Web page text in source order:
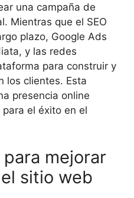
una campaña de
Mientras que el SEO
plazo, Google Ads
y las redes
para construir y
los clientes. Esta
presencia online
el éxito en el
para mejorar
sitio web